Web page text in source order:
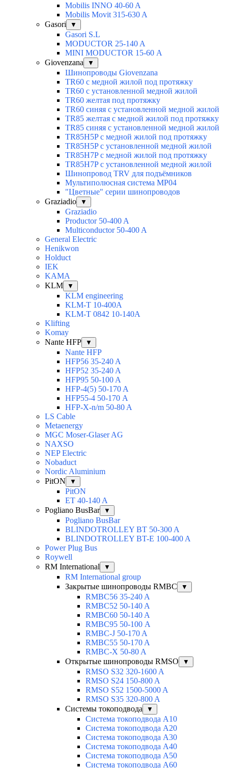
Mobilis INNO 40-60 A
Mobilis Movit 315-630 A
Gasori
▼
Gasori S.L
MODUCTOR 25-140 A
MINI MODUCTOR 15-60 А
Giovenzana
▼
Шинопроводы Giovenzana
TR60 с медной жилой под протяжку
TR60 с установленной медной жилой
TR60 желтая под протяжку
TR60 синяя с установленной медной жилой
TR85 желтая с медной жилой под протяжку
TR85 синяя с установленной медной жилой
TR85H5P с медной жилой под протяжку
TR85H5P с установленной медной жилой
TR85H7P с медной жилой под протяжку
TR85H7P с установленной медной жилой
Шинопровод TRV для подъёмников
Мультиполюсная система MP04
"Цветные" серии шинопроводов
Graziadio
▼
Graziadio
Productor 50-400 A
Multiconductor 50-400 A
General Electric
Henikwon
Holduct
IEK
KAMA
KLM
▼
KLM engineering
KLM-T 10-400A
KLM-T 0842 10-140A
Klifting
Komay
Nante HFP
▼
Nante HFP
HFP56 35-240 A
HFP52 35-240 A
HFP95 50-100 A
HFP-4(5) 50-170 A
HFP55-4 50-170 А
HFP-X-n/m 50-80 A
LS Cable
Metaenergy
MGC Moser-Glaser AG
NAXSO
NEP Electric
Nobaduct
Nordic Aluminium
PitON
▼
PitON
ET 40-140 A
Pogliano BusBar
▼
Pogliano BusBar
BLINDOTROLLEY BT 50-300 A
BLINDOTROLLEY BT-E 100-400 A
Power Plug Bus
Roywell
RM International
▼
RM International group
Закрытые шинопроводы RMBC
▼
RMBC56 35-240 A
RMBC52 50-140 A
RMBC60 50-140 A
RMBC95 50-100 А
RMBC-J 50-170 A
RMBC55 50-170 A
RMBC-X 50-80 A
Открытые шинопроводы RMSO
▼
RMSO S32 320-1600 A
RMSO S24 150-800 A
RMSO S52 1500-5000 A
RMSO S35 320-800 A
Системы токоподвода
▼
Система токоподвода А10
Система токоподвода А20
Система токоподвода А30
Система токоподвода А40
Система токоподвода А50
Система токоподвода А60